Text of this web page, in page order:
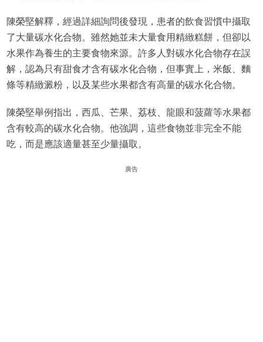
陳榮堅解釋，經過詳細詢問後發現，患者的飲食習慣中攝取
了大量碳水化合物。雖然她並未大量食用精緻糕餅，但卻以
水果作為養生的主要食物來源。許多人對碳水化合物存在誤
解，認為只有甜食才含有碳水化合物，但事實上，米飯、麵
條等精緻澱粉，以及某些水果都含有高量的碳水化合物。
陳榮堅舉例指出，西瓜、芒果、荔枝、龍眼和菠蘿等水果都
含有較高的碳水化合物。他強調，這些食物並非完全不能
吃，而是應該適量甚至少量攝取。
廣告